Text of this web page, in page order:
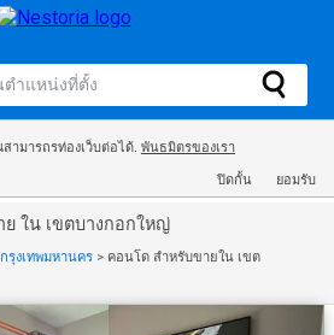
ามารถรท่องเว็บต่อได้. พันธมิตรของเรา
ปิดกั้น ยอมรับ
ใน เขตบางกอกใหญ่
รุงเทพมหานคร > คอนโด สำหรับขายใน เขต